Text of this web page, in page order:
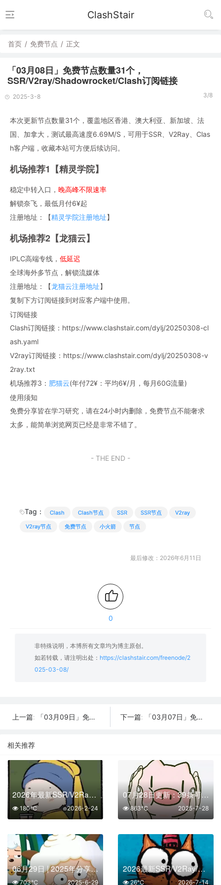
ClashStair
首页 / 免费节点 / 正文
「03月08日」免费节点数量31个，
SSR/V2ray/Shadowrocket/Clash订阅链接
2025-3-8 3/8
本次更新节点数量31个，覆盖地区香港、澳大利亚、新加坡、法
国、加拿大，测试最高速度6.69M/S，可用于SSR、V2Ray、Clas
h客户端，收藏本站可方便后续访问。
机场推荐1【精灵学院】
稳定中转入口， 晚高峰不限速率
解锁奈飞，最低月付6¥起
注册地址：【精灵学院注册地址】
机场推荐2【龙猫云】
IPLC高端专线， 低延迟
全球海外多节点，解锁流媒体
注册地址：【龙猫云注册地址】
复制下方订阅链接到对应客户端中使用。
订阅链接
Clash订阅链接：https://www.clashstair.com/dylj/20250308-cl
ash.yaml
V2ray订阅链接：https://www.clashstair.com/dylj/20250308-v
2ray.txt
机场推荐3： 肥猫云(年付72¥：平均6¥/月，每月60G流量)
使用须知
免费分享皆在学习研究，请在24小时内删除，免费节点不能奢求
太多，能简单浏览网页已经是非常不错了。
- THE END -
Tag： Clash Clash节点 SSR SSR节点
V2ray
V2ray节点
免费节点 小火箭 节点
最后修改：2026年6月11日
0
非特殊说明，本博所有文章均为博主原创。
如若转载，请注明出处： https://clashstair.com/freenode/2
025-03-08/
上一篇: 「03月09日」免费节点数量18个，SSR/V2ray/Shadowrocket/Clash订阅链接 下一篇: 「03月07日」免费节点数量19个，SSR/V2ray/Shadowrocket/Clash订阅链接
相关推荐
2026年最新SSR/V2Ray/Clash节点分享 | 02月24日实时可用
2026-2-24
180℃
07月28日更新：39条可用免费节点 | 2025年SSR/V2ray/Clash订阅链接
2025-7-28
863℃
06月29日 | 2025年分享最新41个免费节点,SSR/V2ray/Shadowrocket/Clash订阅链接
2025-6-29
703℃
2026最新SSR/V2Ray/Clash免费节点 | 7月14日可用订阅
2026-7-14
26℃